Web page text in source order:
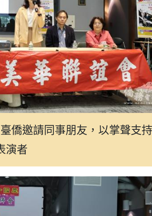
僑邀請同事朋友，以掌聲支
演者